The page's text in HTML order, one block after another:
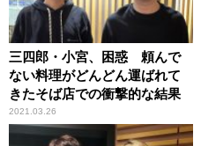
三四郎・小宮、困惑 頼んで
ない料理がどんどん運ばれて
きたそば店での衝撃的な結果
2021.03.26